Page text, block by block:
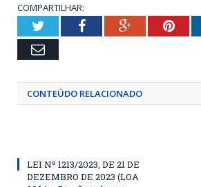
COMPARTILHAR:
TwitterFacebookGoogle+
Email
CONTEÚDO RELACIONADO
LEI Nº 1213/2023, DE 21 DE
DEZEMBRO DE 2023 (LOA